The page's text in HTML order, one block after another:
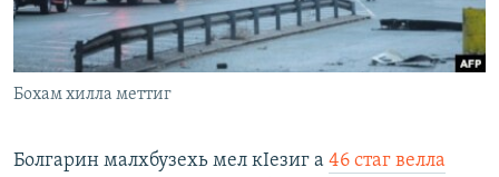
Бохам хилла меттиг
Болгарин малхбузехь мел кIезиг а 46 стаг велла